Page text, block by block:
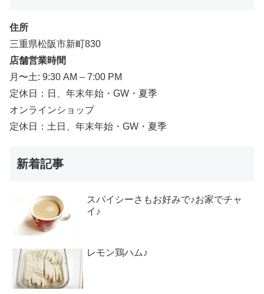
住所
三重県松阪市新町830
店舗営業時間
月〜土: 9:30 AM – 7:00 PM
定休日：日、年末年始・GW・夏季
オンラインショップ
定休日：土日、年末年始・GW・夏季
新着記事
スパイシーさもお好みで♪お家でチャ
イ♪
レモン鶏ハム♪